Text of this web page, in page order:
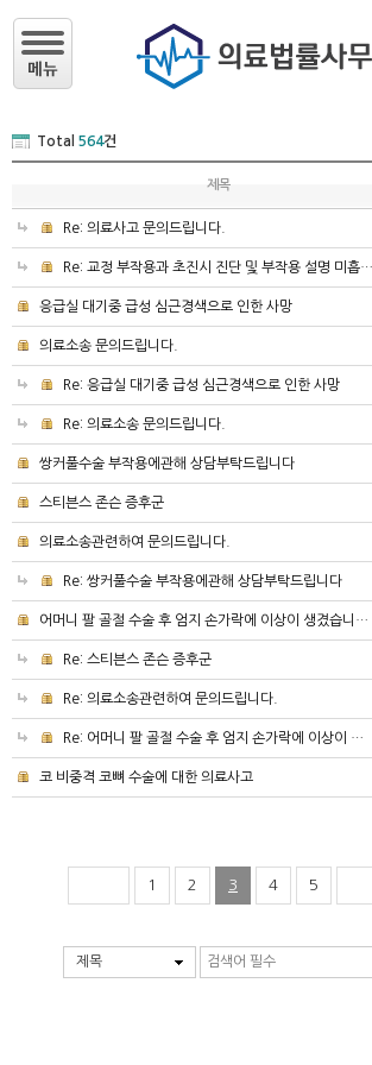
Total 564건
제목
Re: 의료사고 문의드립니다.
Re: 교정 부작용과 초진시 진단 및 부작용 설명 미흡…
응급실 대기중 급성 심근경색으로 인한 사망
의료소송 문의드립니다.
Re: 응급실 대기중 급성 심근경색으로 인한 사망
Re: 의료소송 문의드립니다.
쌍커풀수술 부작용에관해 상담부탁드립니다
스티븐스 존슨 증후군
의료소송관련하여 문의드립니다.
Re: 쌍커풀수술 부작용에관해 상담부탁드립니다
어머니 팔 골절 수술 후 엄지 손가락에 이상이 생겼습니…
Re: 스티븐스 존슨 증후군
Re: 의료소송관련하여 문의드립니다.
Re: 어머니 팔 골절 수술 후 엄지 손가락에 이상이 …
코 비중격 코뼈 수술에 대한 의료사고
1 2 3 4 5
제목